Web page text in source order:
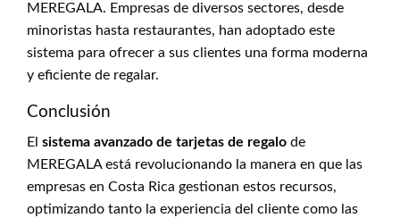
MEREGALA. Empresas de diversos sectores, desde
minoristas hasta restaurantes, han adoptado este
sistema para ofrecer a sus clientes una forma moderna
y eficiente de regalar.
Conclusión
El sistema avanzado de tarjetas de regalo de
MEREGALA está revolucionando la manera en que las
empresas en Costa Rica gestionan estos recursos,
optimizando tanto la experiencia del cliente como las